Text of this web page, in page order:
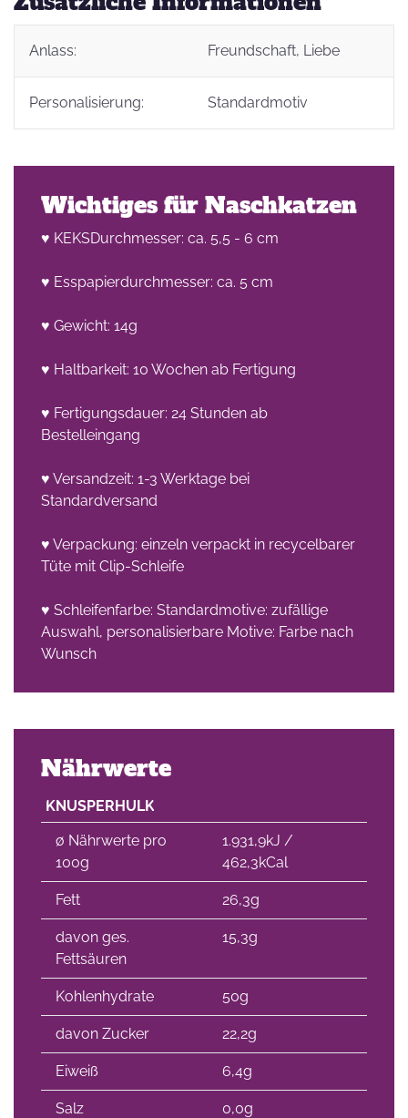
Anlass: Freundschaft, Liebe
Personalisierung: Standardmotiv
Wichtiges für Naschkatzen
♥ KEKSDurchmesser: ca. 5,5 - 6 cm
♥ Esspapierdurchmesser: ca. 5 cm
♥ Gewicht: 14g
♥ Haltbarkeit: 10 Wochen ab Fertigung
♥ Fertigungsdauer: 24 Stunden ab
Bestelleingang
♥ Versandzeit: 1-3 Werktage bei
Standardversand
♥ Verpackung: einzeln verpackt in recycelbarer
Tüte mit Clip-Schleife
♥ Schleifenfarbe: Standardmotive: zufällige
Auswahl, personalisierbare Motive: Farbe nach
Wunsch
Nährwerte
KNUSPERHULK
∅ Nährwerte pro
100g
1.931,9kJ /
462,3kCal
Fett 26,3g
davon ges.
Fettsäuren
15,3g
Kohlenhydrate 50g
davon Zucker 22,2g
Eiweiß 6,4g
Salz 0,0g